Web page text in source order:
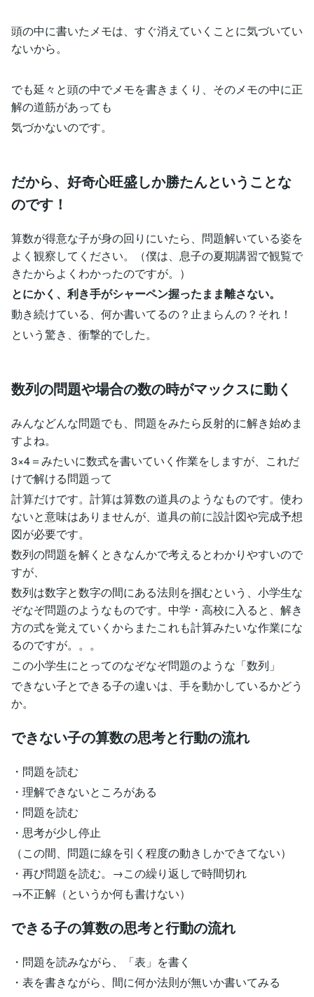
頭の中に書いたメモは、すぐ消えていくことに気づいてい
ないから。
でも延々と頭の中でメモを書きまくり、そのメモの中に正
解の道筋があっても
気づかないのです。
だから、好奇心旺盛しか勝たんということな
のです！
算数が得意な子が身の回りにいたら、問題解いている姿を
よく観察してください。（僕は、息子の夏期講習で観覧で
きたからよくわかったのですが。）
とにかく、利き手がシャーペン握ったまま離さない。
動き続けている、何か書いてるの？止まらんの？それ！
という驚き、衝撃的でした。
数列の問題や場合の数の時がマックスに動く
みんなどんな問題でも、問題をみたら反射的に解き始めま
すよね。
3×4＝みたいに数式を書いていく作業をしますが、これだ
けで解ける問題って
計算だけです。計算は算数の道具のようなものです。使わ
ないと意味はありませんが、道具の前に設計図や完成予想
図が必要です。
数列の問題を解くときなんかで考えるとわかりやすいので
すが、
数列は数字と数字の間にある法則を掴むという、小学生な
ぞなぞ問題のようなものです。中学・高校に入ると、解き
方の式を覚えていくからまたこれも計算みたいな作業にな
るのですが。。。
この小学生にとってのなぞなぞ問題のような「数列」
できない子とできる子の違いは、手を動かしているかどう
か。
できない子の算数の思考と行動の流れ
・問題を読む
・理解できないところがある
・問題を読む
・思考が少し停止
（この間、問題に線を引く程度の動きしかできてない）
・再び問題を読む。→この繰り返しで時間切れ
→不正解（というか何も書けない）
できる子の算数の思考と行動の流れ
・問題を読みながら、「表」を書く
・表を書きながら、間に何か法則が無いか書いてみる